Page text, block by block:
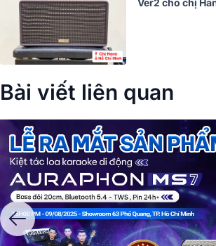
Bài viết liên quan